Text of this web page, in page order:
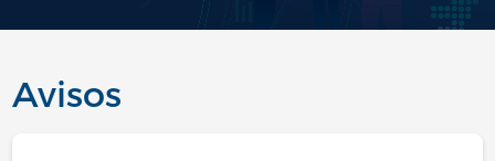
Avisos